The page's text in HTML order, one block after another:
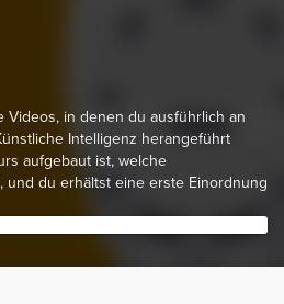
Videos, in denen du ausführlich an
Intelligenz herangeführt
aufgebaut ist, welche
und du erhältst eine erste Einordnung